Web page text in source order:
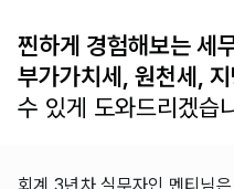
찐하게 경험해보는 세
부가가치세, 원천세,
수 있게 도와드리겠습